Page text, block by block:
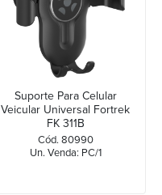
Suporte Para Celular
Veicular Universal Fortrek
FK 311B
Cód. 80990
Un. Venda: PC/1